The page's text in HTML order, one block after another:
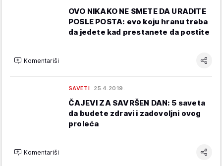
OVO NIKAKO NE SMETE DA URADITE
POSLE POSTA: evo koju hranu treba
da jedete kad prestanete da postite
Komentariši
SAVETI 25.4.2019.
ČAJEVI ZA SAVRŠEN DAN: 5 saveta
da budete zdravi i zadovoljni ovog
proleća
Komentariši